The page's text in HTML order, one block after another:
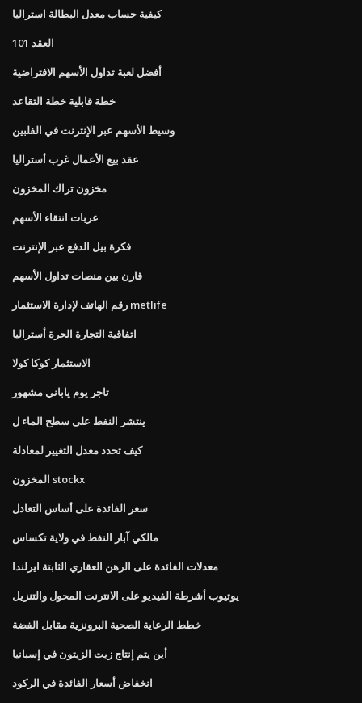
كيفية حساب معدل البطالة استراليا
العقد 101
أفضل لعبة تداول الأسهم الافتراضية
خطة قابلية خطة التقاعد
وسيط الأسهم عبر الإنترنت في الفلبين
عقد بيع الأعمال غرب أستراليا
مخزون تراك المخزون
عربات انتقاء الأسهم
فكرة بيل الدفع عبر الإنترنت
قارن بين منصات تداول الأسهم
رقم الهاتف لإدارة الاستثمار metlife
اتفاقية التجارة الحرة أستراليا
الاستثمار كوكا كولا
تاجر يوم ياباني مشهور
ينتشر النفط على سطح الماء ل
كيف تحدد معدل التغيير لمعادلة
المخزون stockx
سعر الفائدة على أساس التعادل
مالكي آبار النفط في ولاية تكساس
معدلات الفائدة على الرهن العقاري الثابتة ايرلندا
يوتيوب أشرطة الفيديو على الانترنت المحول والتنزيل
خطط الرعاية الصحية البرونزية مقابل الفضة
أين يتم إنتاج زيت الزيتون في إسبانيا
انخفاض أسعار الفائدة في الركود